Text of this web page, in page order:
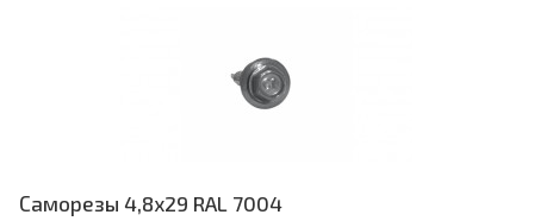
Саморезы 4,8х29 RAL 7004